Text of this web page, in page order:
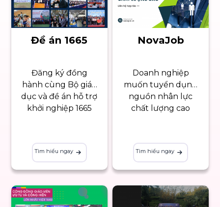
Đề án 1665
Đăng ký đồng
hành cùng Bộ giáo
dục và đề án hỗ trợ
khởi nghiệp 1665
Tìm hiểu ngay
NovaJob
Doanh nghiệp
muốn tuyển dụng
nguồn nhân lực
chất lượng cao
Tìm hiểu ngay